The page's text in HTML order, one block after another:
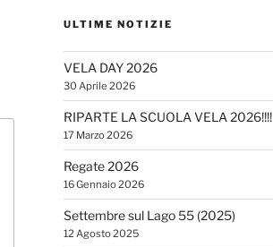
ULTIME NOTIZIE
VELA DAY 2026
30 Aprile 2026
RIPARTE LA SCUOLA VELA 2026!!!!
17 Marzo 2026
Regate 2026
16 Gennaio 2026
Settembre sul Lago 55 (2025)
12 Agosto 2025